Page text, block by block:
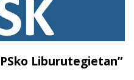
Liburutegietan”